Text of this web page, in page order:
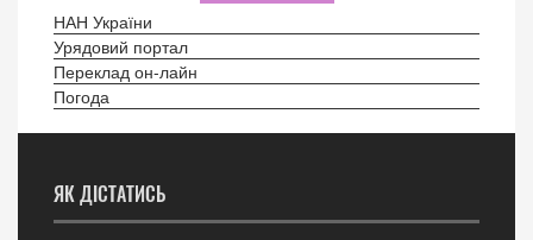
НАН України
Урядовий портал
Переклад он-лайн
Погода
ЯК ДІСТАТИСЬ